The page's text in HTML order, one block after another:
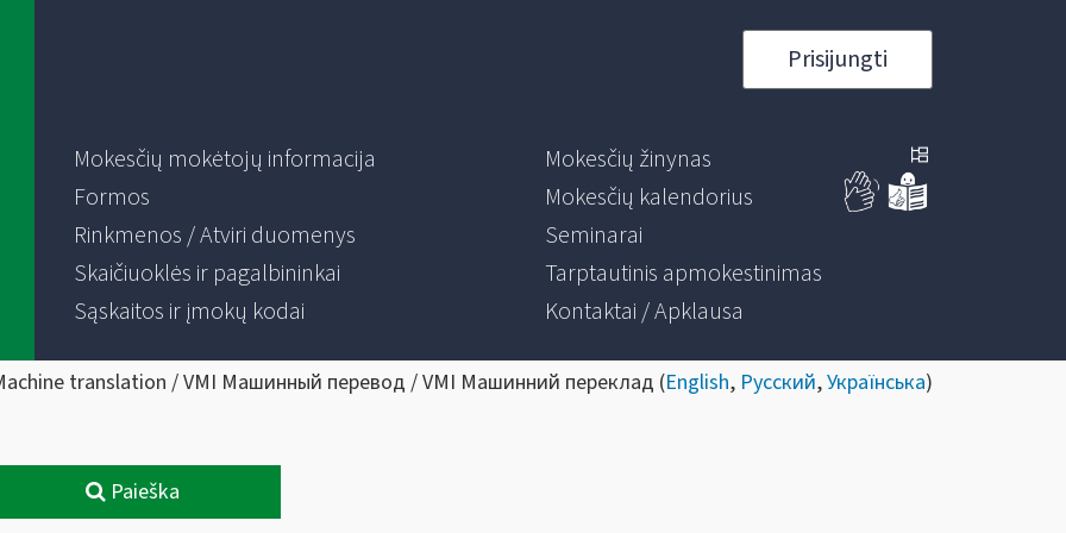
Prisijungti
Mokesčių mokėtojų informacija
Formos
Rinkmenos / Atviri duomenys
Skaičiuoklės ir pagalbininkai
Sąskaitos ir įmokų kodai
Mokesčių žinynas
Mokesčių kalendorius
Seminarai
Tarptautinis apmokestinimas
Kontaktai / Apklausa
translation / VMI Машинный перевод / VMI Машинний переклад (English, Русский,Українська)
Paieška